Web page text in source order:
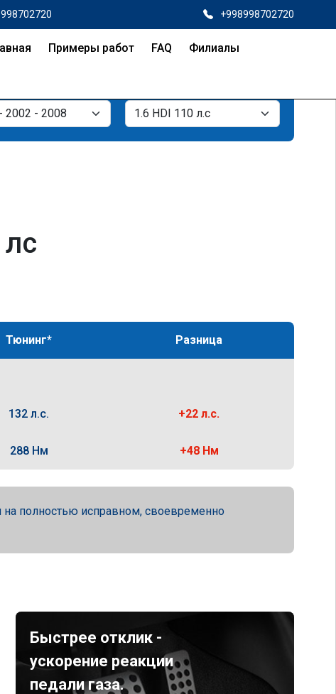
+998998702720
Примеры работ FAQ Филиалы
Тюнинг* Разница
132 л.с. +22 л.с.
288 Нм +48 Нм
на полностью исправном, своевременно
Быстрее отклик -
ускорение реакции
педали газа.